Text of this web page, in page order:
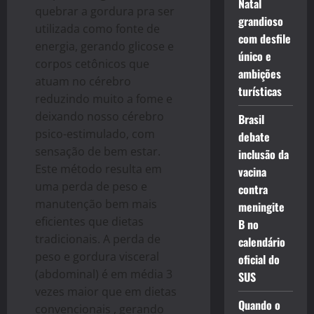
quebrar a gordura pra ser
utilizada como fonte de
energia, gerando glicose e
corpos cetônicos que
atuam no cérebro
reduzindo muito a fome e
deixando nosso cérebro
psico-estimulado, com
sensação de bem estar.
Este método resulta em
uma perda de peso e
manutenção bem mais
eficientes que dietas
tradicionais. A perda de
peso e gordura visceral
(abdominal) é em média 3
vezes maior que em dietas
convencionais , gerando
Natal
grandioso
com desfile
único e
ambições
turísticas
Brasil
debate
inclusão da
vacina
contra
meningite
B no
calendário
oficial do
SUS
Quando o